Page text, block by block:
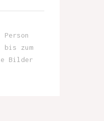
bis zum
Bilder